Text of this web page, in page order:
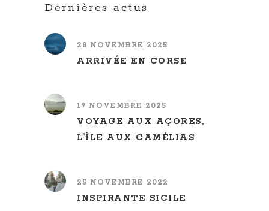
Dernières actus
28 NOVEMBRE 2025
ARRIVÉE EN CORSE
19 NOVEMBRE 2025
VOYAGE AUX AÇORES,
L’ÎLE AUX CAMÉLIAS
25 NOVEMBRE 2022
INSPIRANTE SICILE